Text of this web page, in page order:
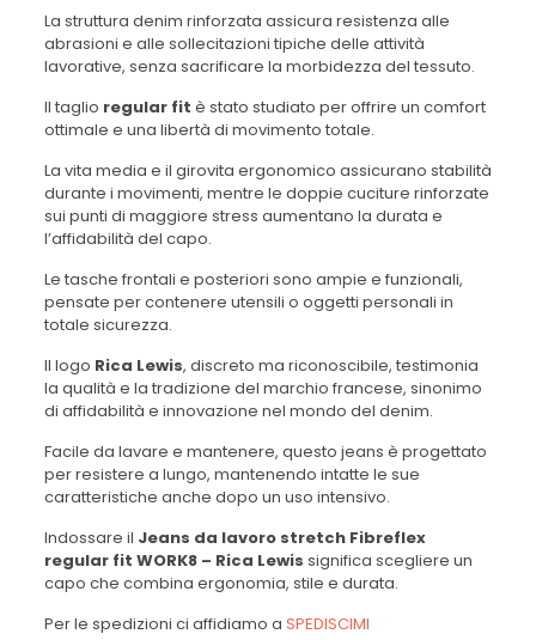
La struttura denim rinforzata assicura resistenza alle
abrasioni e alle sollecitazioni tipiche delle attività
lavorative, senza sacrificare la morbidezza del tessuto.
Il taglio regular fit è stato studiato per offrire un comfort
ottimale e una libertà di movimento totale.
La vita media e il girovita ergonomico assicurano stabilità
durante i movimenti, mentre le doppie cuciture rinforzate
sui punti di maggiore stress aumentano la durata e
l’affidabilità del capo.
Le tasche frontali e posteriori sono ampie e funzionali,
pensate per contenere utensili o oggetti personali in
totale sicurezza.
Il logo Rica Lewis, discreto ma riconoscibile, testimonia
la qualità e la tradizione del marchio francese, sinonimo
di affidabilità e innovazione nel mondo del denim.
Facile da lavare e mantenere, questo jeans è progettato
per resistere a lungo, mantenendo intatte le sue
caratteristiche anche dopo un uso intensivo.
Indossare il Jeans da lavoro stretch Fibreflex
regular fit WORK8 – Rica Lewis significa scegliere un
capo che combina ergonomia, stile e durata.
Per le spedizioni ci affidiamo a SPEDISCIMI